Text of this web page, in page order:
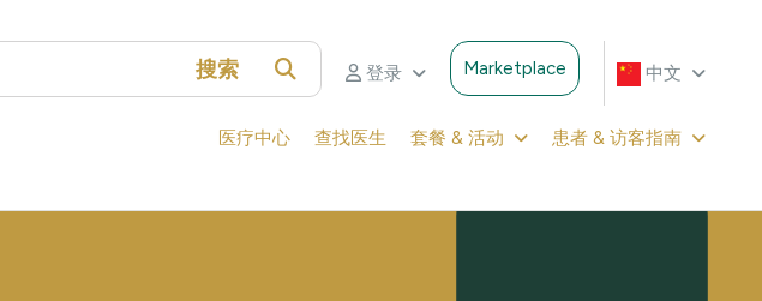
中文
Marketplace
登录
搜索
医疗中心 查找医生 套餐 & 活动 患者 & 访客指南